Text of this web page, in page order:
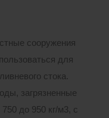
сооружения
для
стока.
загрязненные
до 950 кг/м3, с